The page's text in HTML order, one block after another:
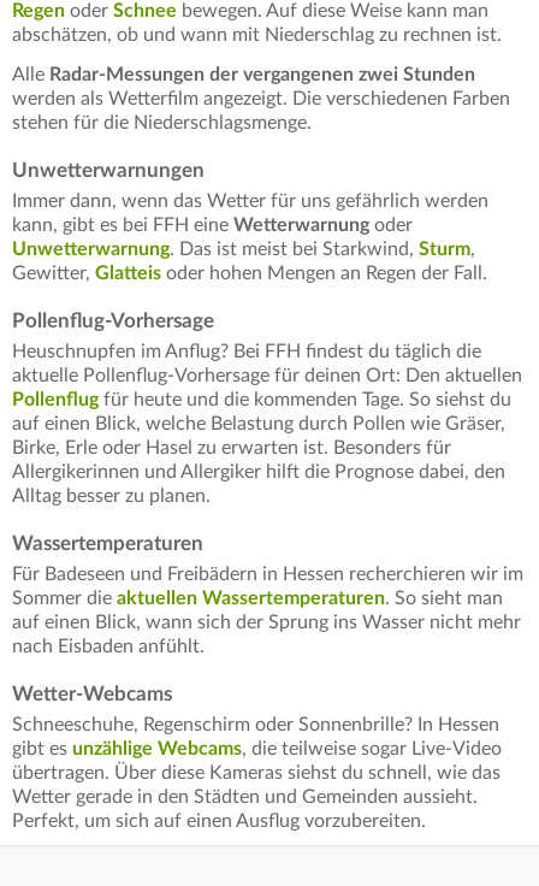
Regen oder Schnee bewegen. Auf diese Weise kann man
abschätzen, ob und wann mit Niederschlag zu rechnen ist.
Alle Radar-Messungen der vergangenen zwei Stunden
werden als Wetterfilm angezeigt. Die verschiedenen Farben
stehen für die Niederschlagsmenge.
Unwetterwarnungen
Immer dann, wenn das Wetter für uns gefährlich werden
kann, gibt es bei FFH eine Wetterwarnung oder
Unwetterwarnung. Das ist meist bei Starkwind, Sturm,
Gewitter, Glatteis oder hohen Mengen an Regen der Fall.
Pollenflug-Vorhersage
Heuschnupfen im Anflug? Bei FFH findest du täglich die
aktuelle Pollenflug-Vorhersage für deinen Ort: Den aktuellen
Pollenflugfür heute und die kommenden Tage. So siehst du
auf einen Blick, welche Belastung durch Pollen wie Gräser,
Birke, Erle oder Hasel zu erwarten ist. Besonders für
Allergikerinnen und Allergiker hilft die Prognose dabei, den
Alltag besser zu planen.
Wassertemperaturen
Für Badeseen und Freibädern in Hessen recherchieren wir im
Sommer die aktuellen Wassertemperaturen. So sieht man
auf einen Blick, wann sich der Sprung ins Wasser nicht mehr
nach Eisbaden anfühlt.
Wetter-Webcams
Schneeschuhe, Regenschirm oder Sonnenbrille? In Hessen
gibt es unzählige Webcams, die teilweise sogar Live-Video
übertragen. Über diese Kameras siehst du schnell, wie das
Wetter gerade in den Städten und Gemeinden aussieht.
Perfekt, um sich auf einen Ausflug vorzubereiten.